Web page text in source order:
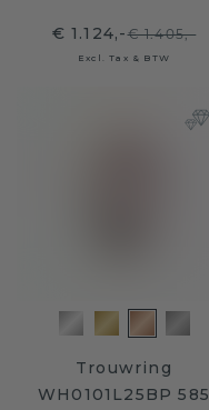
€ 1.124,-€ 1.405,-
Excl. Tax & BTW
Trouwring
WH0101L25BP 585